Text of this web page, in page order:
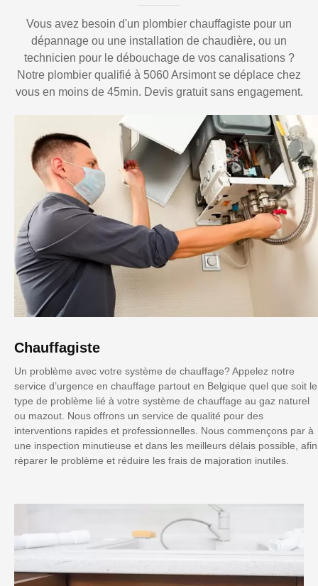
Vous avez besoin d'un plombier chauffagiste pour un
dépannage ou une installation de chaudière, ou un
technicien pour le débouchage de vos canalisations ?
Notre plombier qualifié à 5060 Arsimont se déplace chez
vous en moins de 45min. Devis gratuit sans engagement.
Chauffagiste
Un problème avec votre système de chauffage? Appelez notre
service d’urgence en chauffage partout en Belgique quel que soit le
type de problème lié à votre système de chauffage au gaz naturel
ou mazout. Nous offrons un service de qualité pour des
interventions rapides et professionnelles. Nous commençons par à
une inspection minutieuse et dans les meilleurs délais possible, afin
réparer le problème et réduire les frais de majoration inutiles.